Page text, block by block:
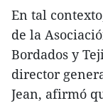
En tal
de la
Bordados y
director
Jean, afirmó